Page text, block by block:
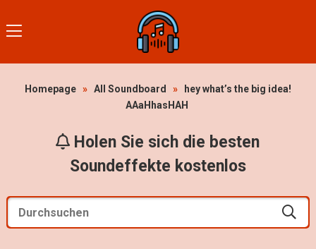
Homepage » All Soundboard »
hey what’s the big idea!
AAaHhasHAH
Holen Sie sich die besten
Soundeffekte kostenlos